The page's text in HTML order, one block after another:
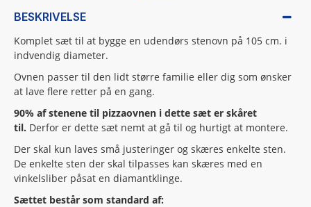
BESKRIVELSE
Komplet sæt til at bygge en udendørs stenovn på 105 cm. i
indvendig diameter.
Ovnen passer til den lidt større familie eller dig som ønsker
at lave flere retter på en gang.
90% af stenene til pizzaovnen i dette sæt er skåret
til. Derfor er dette sæt nemt at gå til og hurtigt at montere.
Der skal kun laves små justeringer og skæres enkelte sten.
De enkelte sten der skal tilpasses kan skæres med en
vinkelsliber påsat en diamantklinge.
Sættet består som standard af: